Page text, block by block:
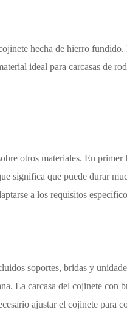
hecha de hierro
ideal para carcasas de
otros materiales. En
significa que puede durar
a los requisitos
soportes, bridas y
La carcasa del cojinete
ajustar el cojinete para